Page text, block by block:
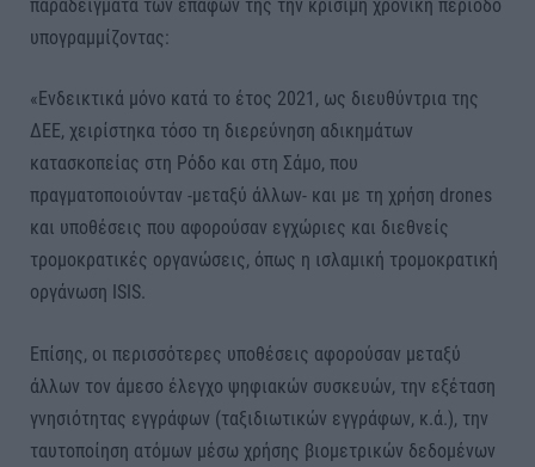
παραδείγματα των επαφών της την κρίσιμη χρονική περίοδο
υπογραμμίζοντας:
«Ενδεικτικά μόνο κατά το έτος 2021, ως διευθύντρια της
ΔΕΕ, χειρίστηκα τόσο τη διερεύνηση αδικημάτων
κατασκοπείας στη Ρόδο και στη Σάμο, που
πραγματοποιούνταν -μεταξύ άλλων- και με τη χρήση drones
και υποθέσεις που αφορούσαν εγχώριες και διεθνείς
τρομοκρατικές οργανώσεις, όπως η ισλαμική τρομοκρατική
οργάνωση ISIS.
Επίσης, οι περισσότερες υποθέσεις αφορούσαν μεταξύ
άλλων τον άμεσο έλεγχο ψηφιακών συσκευών, την εξέταση
γνησιότητας εγγράφων (ταξιδιωτικών εγγράφων, κ.ά.), την
ταυτοποίηση ατόμων μέσω χρήσης βιομετρικών δεδομένων